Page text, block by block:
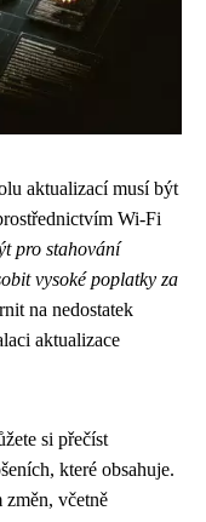
aktualizací musí být
Wi-Fi
pro stahování
vysoké poplatky za
na nedostatek
aktualizace
si přečíst
které obsahuje.
včetně